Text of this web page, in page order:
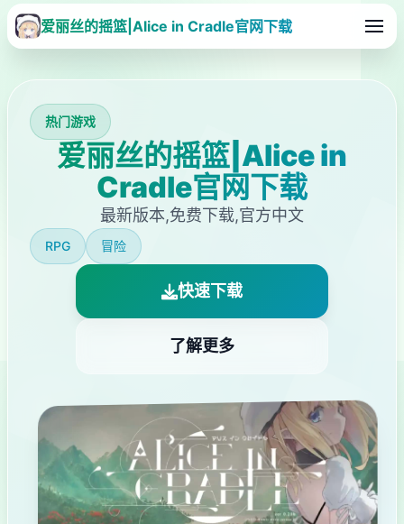
爱丽丝的摇篮|Alice in Cradle官网下载
热门游戏
爱丽丝的摇篮|Alice in
Cradle官网下载
最新版本,免费下载,官方中文
RPG 冒险
快速下载
了解更多